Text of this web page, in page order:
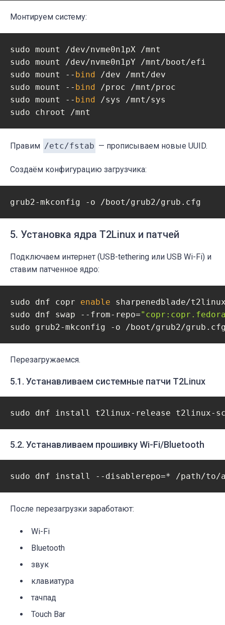
Монтируем систему:
sudo mount /dev/nvme0n1pX /mnt
sudo mount /dev/nvme0n1pY /mnt/boot/efi
sudo mount -- bind /dev /mnt/dev
sudo mount -- bind /proc /mnt/proc
sudo mount -- bind /sys /mnt/sys
Правим /etc/fstab — прописываем новые UUID.
Создаём конфигурацию загрузчика:
5. Установка ядра T2Linux и патчей
Подключаем интернет (USB-tethering или USB Wi-Fi) и
ставим патченное ядро:
sudo dnf copr enable sharpenedblade/
sudo dnf swap --from-repo=
Перезагружаемся.
5.1. Устанавливаем системные патчи T2Linux
5.2. Устанавливаем прошивку Wi-Fi/Bluetooth
После перезагрузки заработают:
Wi-Fi
Bluetooth
звук
клавиатура
тачпад
Touch Bar